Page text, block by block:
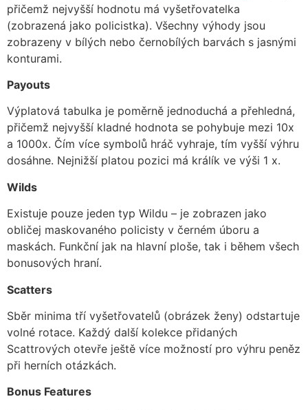
přičemž nejvyšší hodnotu má vyšetřovatelka
(zobrazená jako policistka). Všechny výhody jsou
zobrazeny v bílých nebo černobílých barvách s jasnými
konturami.
Payouts
Výplatová tabulka je poměrně jednoduchá a přehledná,
přičemž nejvyšší kladné hodnota se pohybuje mezi 10x
a 1000x. Čím více symbolů hráč vyhraje, tím vyšší výhru
dosáhne. Nejnižší platou pozici má králík ve výši 1 x.
Wilds
Existuje pouze jeden typ Wildu – je zobrazen jako
obličej maskovaného policisty v černém úboru a
maskách. Funkční jak na hlavní ploše, tak i během všech
bonusových hraní.
Scatters
Sběr minima tří vyšetřovatelů (obrázek ženy) odstartuje
volné rotace. Každý další kolekce přidaných
Scattrových otevře ještě více možností pro výhru peněz
při herních otázkách.
Bonus Features